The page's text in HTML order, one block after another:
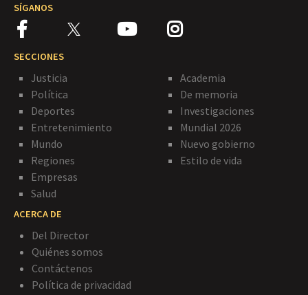
SÍGANOS
SECCIONES
Justicia
Política
Deportes
Entretenimiento
Mundo
Regiones
Empresas
Salud
Academia
De memoria
Investigaciones
Mundial 2026
Nuevo gobierno
Estilo de vida
ACERCA DE
Del Director
Quiénes somos
Contáctenos
Política de privacidad